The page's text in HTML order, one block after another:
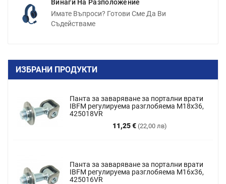
Винаги На Разположение
Имате Въпроси? Готови Сме Да Ви
Съдействаме
ИЗБРАНИ ПРОДУКТИ
Панта за заваряване за портални врати
IBFM регулируема разглобяема M18x36,
425018VR
11,25 € (22,00 лв)
Цена
Панта за заваряване за портални врати
IBFM регулируема разглобяема М16х36,
425016VR